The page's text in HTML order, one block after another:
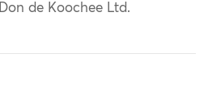
Don de Koochee Ltd.